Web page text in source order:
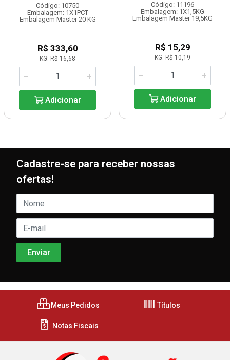
Código: 10750
Embalagem: 1X1PCT
Embalagem Master 20 KG
R$ 333,60
KG: R$ 16,68
Adicionar
Código: 11196
Embalagem: 1X1,5KG
Embalagem Master 19,5KG
R$ 15,29
KG: R$ 10,19
Adicionar
Cadastre-se para receber nossas
ofertas!
Meus Pedidos Títulos
Notas Fiscais